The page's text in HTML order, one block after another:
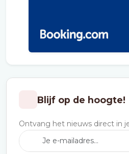
Blijf op de hoogte!
Ontvang het nieuws direct in